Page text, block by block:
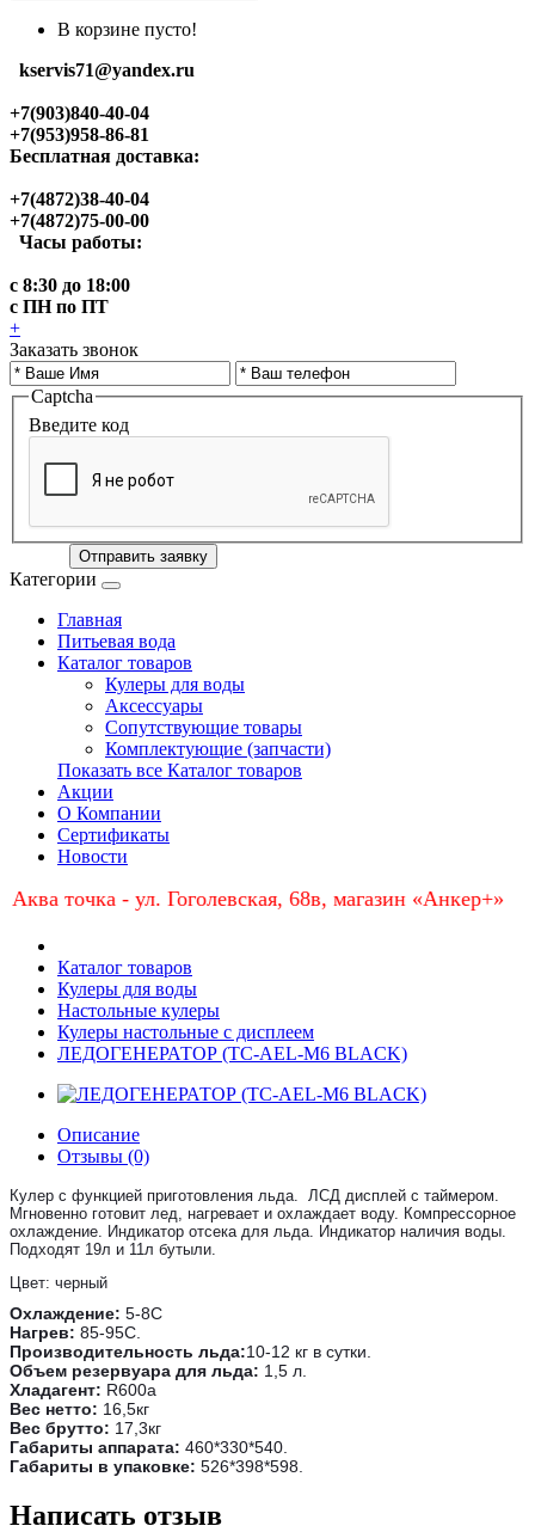
В корзине пусто!
kservis71@yandex.ru
+7(903)840-40-04
+7(953)958-86-81
Бесплатная доставка:
+7(4872)38-40-04
+7(4872)75-00-00
Часы работы:
с 8:30 до 18:00
с ПН по ПТ
+
Заказать звонок
Captcha
Введите код
Отправить заявку
Категории
Главная
Питьевая вода
Каталог товаров
Кулеры для воды
Аксессуары
Сопутствующие товары
Комплектующие (запчасти)
Показать все Каталог товаров
Акции
О Компании
Сертификаты
Новости
точка - ул. Гоголевская, 68в, магазин «Анкер+»
Каталог товаров
Кулеры для воды
Настольные кулеры
Кулеры настольные с дисплеем
ЛЕДОГЕНЕРАТОР (TC-AEL-M6 BLACK)
Описание
Отзывы (0)
Кулер с функцией приготовления льда. ЛСД дисплей с таймером.
Мгновенно готовит лед, нагревает и охлаждает воду. Компрессорное
охлаждение. Индикатор отсека для льда. Индикатор наличия воды.
Подходят 19л и 11л бутыли.
Цвет: черный
Охлаждение: 5-8С
Нагрев: 85-95С.
Производительность льда:10-12 кг в сутки.
Объем резервуара для льда: 1,5 л.
Хладагент: R600a
Вес нетто: 16,5кг
Вес брутто: 17,3кг
Габариты аппарата: 460*330*540.
Габариты в упаковке: 526*398*598.
Написать отзыв